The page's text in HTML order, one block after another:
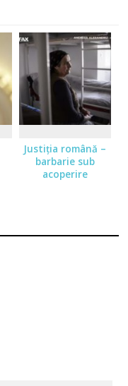
Justiţia română –
barbarie sub
acoperire